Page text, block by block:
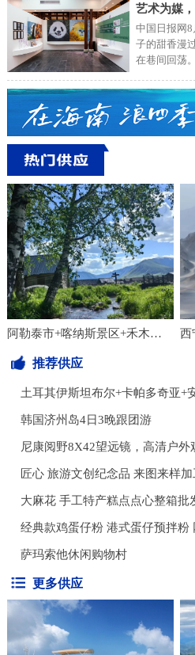
野的桃林。
名鲁西南。
客来到泗水
农家宴。当
田”的乐趣
庄村樱桃园
亮被一群充
种植方法。
技与生态融
展为住下来
化的吸引。
河边，心生
百年来，儒
村村建起“儒
孝道故事，
家文化魅力
静一家清晨
艺术为媒
化艺术展
中国日报网
子的甜香漫
在巷间回荡
月24日在成
府”文化艺术
过10万名全
界运动会激
员与工作人
成为全球游
盛况：市民
可开启一段
纵深展区里
倒映在“成都
越时光隧道
共生墙前，
何可以亲眼
金丝猴。展
德国游客对
江嘉兴的参
场，则是年
阿勒泰市+喀纳斯景区+禾木风景区3日2晚私家团
推荐供应
韩国济州岛4日3晚跟团游
萨玛索他休闲购物村
更多供应